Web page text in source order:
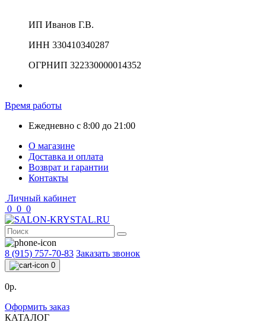
ИП Иванов Г.В.
ИНН 330410340287
ОГРНИП 322330000014352
Время работы
Ежедневно с 8:00 до 21:00
О магазине
Доставка и оплата
Возврат и гарантии
Контакты
Личный кабинет
0 0 0
8 (915) 757-70-83 Заказать звонок
0
0р.
Оформить заказ
КАТАЛОГ